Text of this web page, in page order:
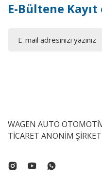
E-Bültene
WAGEN AUTO
TİCARET ANONİM